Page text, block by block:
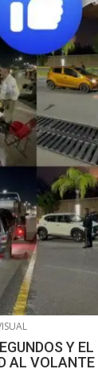
Y
AL VOLANTE